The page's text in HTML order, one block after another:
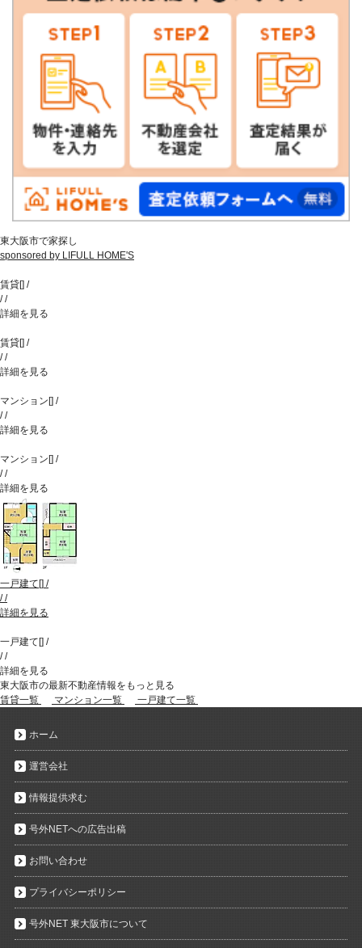
東大阪市で家探し
sponsored by LIFULL HOME'S
賃貸[] /
//
詳細を見る
賃貸[] /
//
詳細を見る
マンション[] /
//
詳細を見る
マンション[] /
//
詳細を見る
一戸建て[] /
//
詳細を見る
一戸建て[] /
//
詳細を見る
東大阪市の最新不動産情報をもっと見る
賃貸一覧
マンション一覧 一戸建て一覧
ホーム
運営会社
情報提供求む
号外NETへの広告出稿
お問い合わせ
プライバシーポリシー
号外NET 東大阪市について